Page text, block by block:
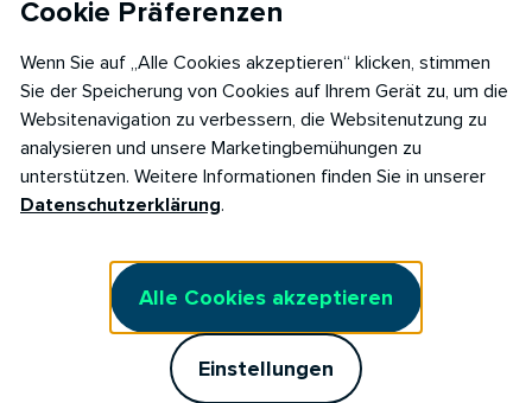
Copyright © 2026
RABOT Energy DE GmbH
Hopfenmarkt 33,
Cookie Präferenzen
Wenn Sie auf „Alle Cookies akzeptieren“ klicken, stimmen
Sie der Speicherung von Cookies auf Ihrem Gerät zu, um die
Websitenavigation zu verbessern, die Websitenutzung zu
analysieren und unsere Marketingbemühungen zu
unterstützen. Weitere Informationen finden Sie in unserer
Datenschutzerklärung.
Alle Cookies akzeptieren
Einstellungen